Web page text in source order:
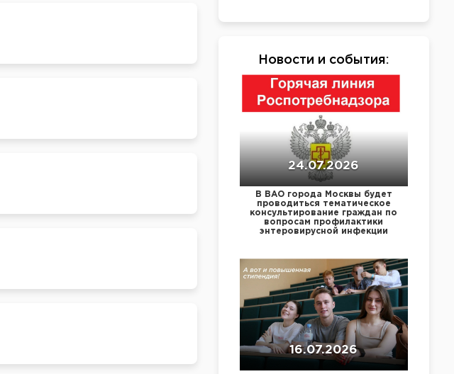
Новости и события:
24.07.2026
В ВАО города Москвы будет
проводиться тематическое
консультирование граждан по
вопросам профилактики
энтеровирусной инфекции
16.07.2026